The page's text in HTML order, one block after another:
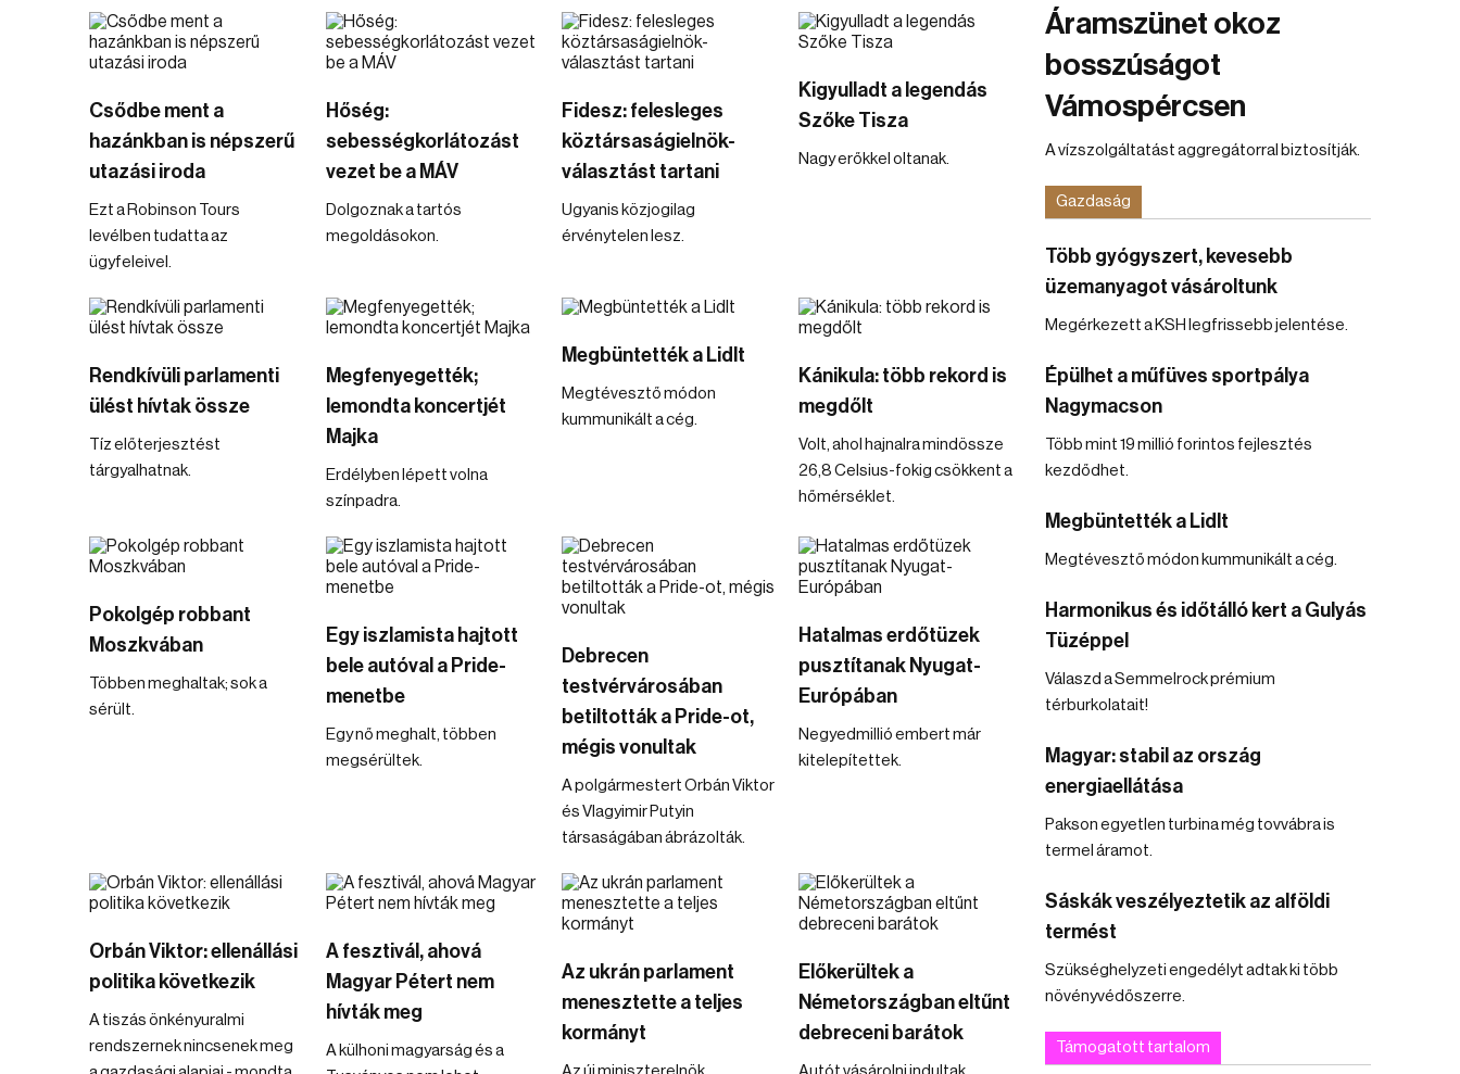
Csődbe ment a
hazánkban is népszerű
utazási iroda
Ezt a Robinson Tours
levélben tudatta az
ügyfeleivel.
Hőség:
sebességkorlátozást
vezet be a MÁV
Dolgoznak a tartós
megoldásokon.
Fidesz: felesleges
köztársaságielnök-
választást tartani
Ugyanis közjogilag
érvénytelen lesz.
Kigyulladt a legendás
Szőke Tisza
Nagy erőkkel oltanak.
Rendkívüli parlamenti
ülést hívtak össze
Tíz előterjesztést
tárgyalhatnak.
Megfenyegették;
lemondta koncertjét
Majka
Erdélyben lépett volna
színpadra.
Megbüntették a Lidlt
Megtévesztő módon
kummunikált a cég.
Kánikula: több rekord is
megdőlt
Volt, ahol hajnalra mindössze
26,8 Celsius-fokig csökkent a
hőmérséklet.
Pokolgép robbant
Moszkvában
Többen meghaltak; sok a
sérült.
Egy iszlamista hajtott
bele autóval a Pride-
menetbe
Egy nő meghalt, többen
megsérültek.
Debrecen
testvérvárosában
betiltották a Pride-ot,
mégis vonultak
A polgármestert Orbán Viktor
és Vlagyimir Putyin
társaságában ábrázolták.
Hatalmas erdőtüzek
pusztítanak Nyugat-
Európában
Negyedmillió embert már
kitelepítettek.
Orbán Viktor: ellenállási
politika következik
A tiszás önkényuralmi
rendszernek nincsenek meg
A fesztivál, ahová
Magyar Pétert nem
hívták meg
A külhoni magyarság és a
Az ukrán parlament
menesztette a teljes
kormányt
Előkerültek a
Németországban eltűnt
debreceni barátok
Áramszünet okoz
bosszúságot
Vámospércsen
A vízszolgáltatást aggregátorral biztosítják.
Gazdaság
Több gyógyszert, kevesebb
üzemanyagot vásároltunk
Megérkezett a KSH legfrissebb jelentése.
Épülhet a műfüves sportpálya
Nagymacson
Több mint 19 millió forintos fejlesztés
kezdődhet.
Megbüntették a Lidlt
Megtévesztő módon kummunikált a cég.
Harmonikus és időtálló kert a Gulyás
Tüzéppel
Válaszd a Semmelrock prémium
térburkolatait!
Magyar: stabil az ország
energiaellátása
Pakson egyetlen turbina még tovvábra is
termel áramot.
Sáskák veszélyeztetik az alföldi
termést
Szükséghelyzeti engedélyt adtak ki több
növényvédőszerre.
Támogatott tartalom